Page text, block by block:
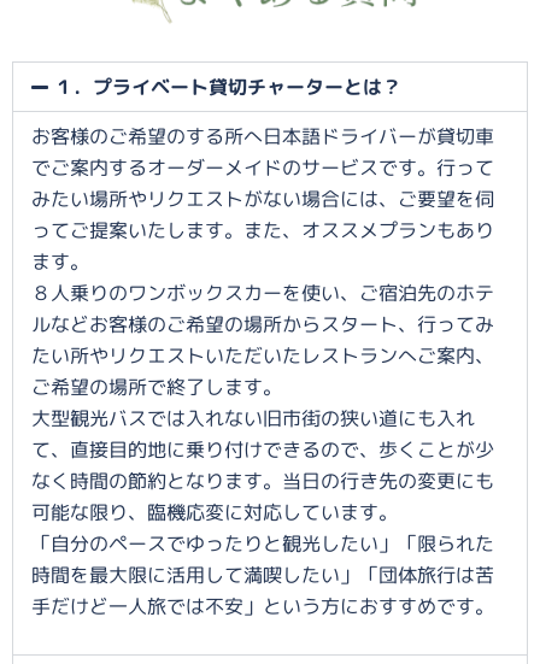
１．プライベート貸切チャーターとは？
お客様のご希望のする所へ日本語ドライバーが貸切車
でご案内するオーダーメイドのサービスです。行って
みたい場所やリクエストがない場合には、ご要望を伺
ってご提案いたします。また、オススメプランもあり
ます。
８人乗りのワンボックスカーを使い、ご宿泊先のホテ
ルなどお客様のご希望の場所からスタート、行ってみ
たい所やリクエストいただいたレストランへご案内、
ご希望の場所で終了します。
大型観光バスでは入れない旧市街の狭い道にも入れ
て、直接目的地に乗り付けできるので、歩くことが少
なく時間の節約となります。当日の行き先の変更にも
可能な限り、臨機応変に対応しています。
「自分のペースでゆったりと観光したい」「限られた
時間を最大限に活用して満喫したい」「団体旅行は苦
手だけど一人旅では不安」という方におすすめです。